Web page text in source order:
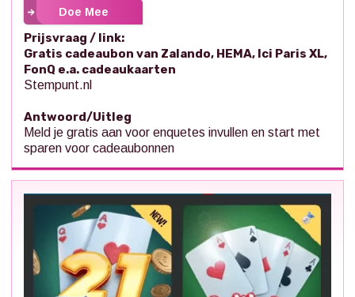
Doe Mee
Prijsvraag / link:
Gratis cadeaubon van Zalando, HEMA, Ici Paris XL,
FonQ e.a. cadeaukaarten
Stempunt.nl
Antwoord/Uitleg
Meld je gratis aan voor enquetes invullen en start met
sparen voor cadeaubonnen